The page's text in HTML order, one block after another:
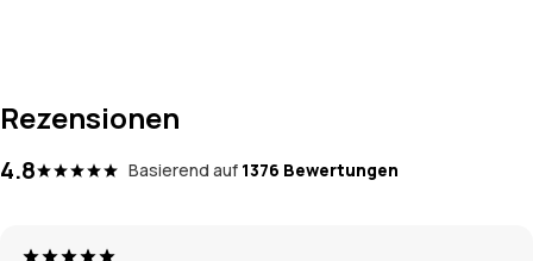
Rezensionen
4.8 Basierend auf 1376 Bewertungen